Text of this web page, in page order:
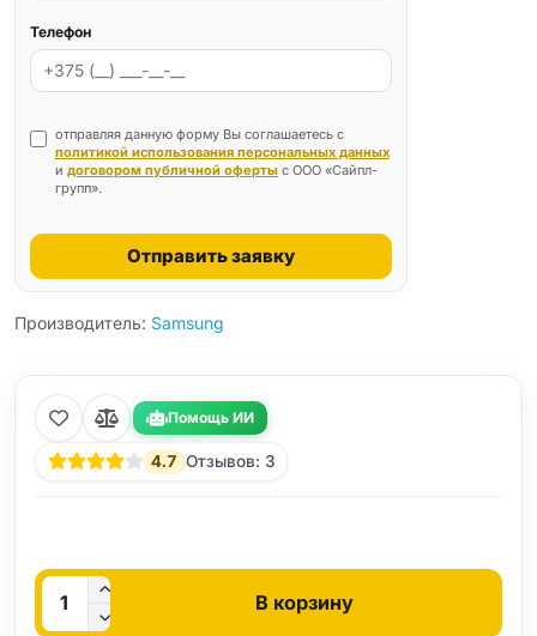
Телефон
отправляя данную форму Вы соглашаетесь с
политикой использования персональных данных
и договором публичной оферты с ООО «Сайпл-
групп».
Отправить заявку
Производитель: Samsung
Помощь ИИ
4.7 Отзывов: 3
Кол-во
В корзину